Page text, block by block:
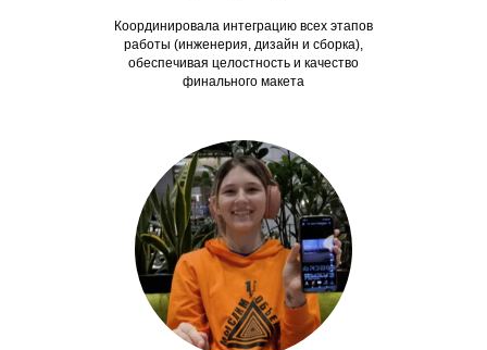
Координировала интеграцию всех этапов
работы (инженерия, дизайн и сборка),
обеспечивая целостность и качество
финального макета
ПРОБЛЕМА